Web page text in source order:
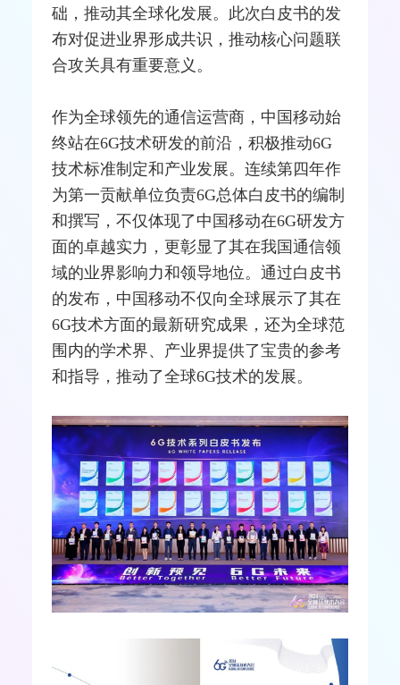
础，推动其全球化发展。此次白皮书的发
布对促进业界形成共识，推动核心问题联
合攻关具有重要意义。
作为全球领先的通信运营商 ，中国移动始
终站在6G技术研发的前沿，积极推动6G
技术标准制定和产业发展。连续第四年作
为第一贡献单位负责6G总体白皮书的编制
和撰写，不仅体现了中国移动在6G研发方
面的卓越实力，更彰显了其在我国通信领
域的业界影响力和领导地位。通过白皮书
的发布，中国移动不仅向全球展示了其在
6G技术方面的最新研究成果，还为全球范
围内的学术界、产业界提供了宝贵的参考
和指导，推动了全球6G技术的发展。